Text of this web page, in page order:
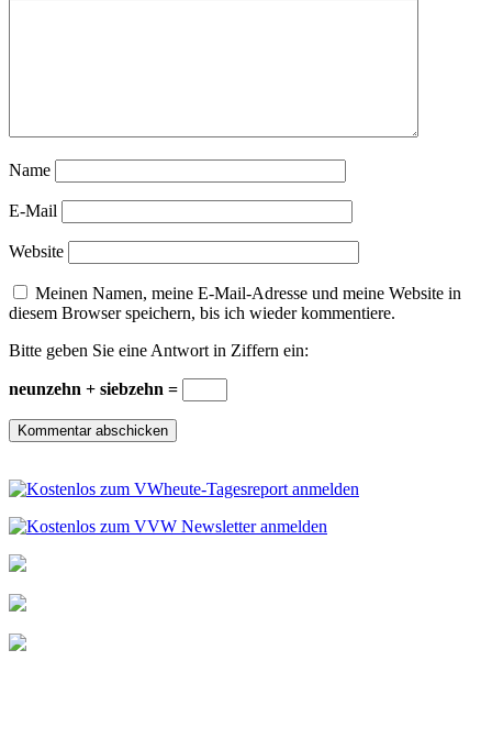
Name
E-Mail
Website
Meinen Namen, meine E-Mail-Adresse und meine Website in
diesem Browser speichern, bis ich wieder kommentiere.
Bitte geben Sie eine Antwort in Ziffern ein:
neunzehn + siebzehn =